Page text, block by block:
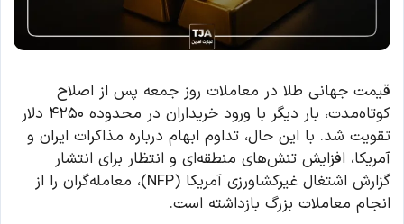
قیمت جهانی طلا در معاملات روز جمعه پس از اصلاح
کوتاه‌مدت، بار دیگر با ورود خریداران در محدوده ۴۲۵۰ دلار
تقویت شد. با این حال، تداوم ابهام درباره مذاکرات ایران و
آمریکا، افزایش تنش‌های منطقه‌ای و انتظار برای انتشار
گزارش اشتغال غیرکشاورزی آمریکا (NFP)، معامله‌گران را از
انجام معاملات بزرگ بازداشته است.